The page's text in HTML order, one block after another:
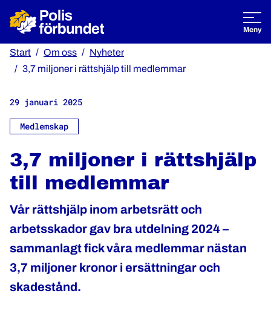
Öppna
Meny
Start Om oss
Nyheter
3,7 miljoner i rättshjälp till medlemmar
29 januari 2025
Medlemskap
3,7 miljoner i rättshjälp
till medlemmar
Vår rättshjälp inom arbetsrätt och
arbetsskador gav bra utdelning 2024 –
sammanlagt fick våra medlemmar nästan
3,7 miljoner kronor i ersättningar och
skadestånd.